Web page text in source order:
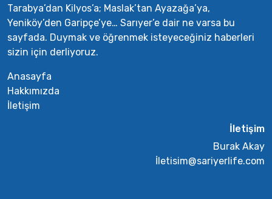
Tarabya’dan Kilyos’a; Maslak’tan Ayazağa’ya,
Yeniköy’den Garipçe’ye… Sarıyer’e dair ne varsa bu
sayfada. Duymak ve öğrenmek isteyeceğiniz haberleri
sizin için derliyoruz.
Anasayfa
Hakkımızda
İletişim
İletişim
Burak Akay
İletisim@sariyerlife.com